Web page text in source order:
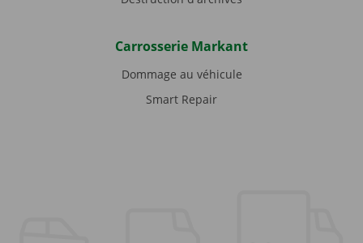
Carrosserie Markant
Dommage au véhicule
Smart Repair